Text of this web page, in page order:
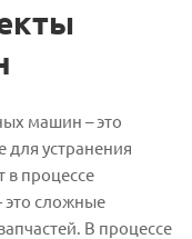
машин – это
для устранения
в процессе
это сложные
В процессе